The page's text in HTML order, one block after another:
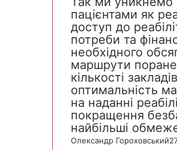
пацієнтами як
доступ до
потреби та
необхідного
маршрути
кількості
оптимальність
на наданні
покращення
найбільші
Олександр Гороховський